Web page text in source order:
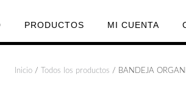
PRODUCTOS MI CUENTA
Inicio/ Todos los productos / BANDEJA